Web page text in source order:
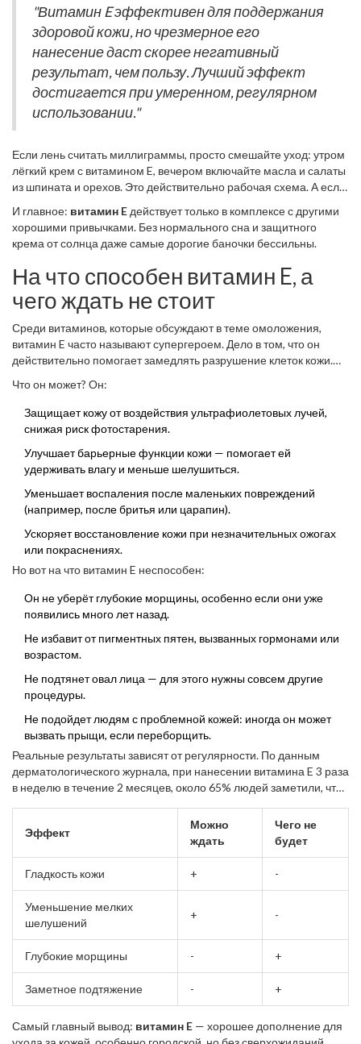
"Витамин E эффективен для поддержания
здоровой кожи, но чрезмерное его
нанесение даст скорее негативный
результат, чем пользу. Лучший эффект
достигается при умеренном, регулярном
использовании."
Если лень считать миллиграммы, просто смешайте уход: утром
лёгкий крем с витамином E, вечером включайте масла и салаты
из шпината и орехов. Это действительно рабочая схема. А если
реагирует по-своему.
И главное: витамин E действует только в комплексе с другими
хорошими привычками. Без нормального сна и защитного
крема от солнца даже самые дорогие баночки бессильны.
На что способен витамин E, а
чего ждать не стоит
Среди витаминов, которые обсуждают в теме омоложения,
витамин E часто называют супергероем. Дело в том, что он
действительно помогает замедлять разрушение клеток кожи.
научно подтверждено. Если кожа часто под солнцем или
подвергается стрессу (даже когда Родион забыл шапку — и ты
волнуешься), свободные радикалы атакуют клетки. Вот тут
Что он может? Он:
Защищает кожу от воздействия ультрафиолетовых лучей,
снижая риск фотостарения.
Улучшает барьерные функции кожи — помогает ей
удерживать влагу и меньше шелушиться.
Уменьшает воспаления после маленьких повреждений
(например, после бритья или царапин).
Ускоряет восстановление кожи при незначительных ожогах
или покраснениях.
Но вот на что витамин E неспособен:
Он не уберёт глубокие морщины, особенно если они уже
появились много лет назад.
Не избавит от пигментных пятен, вызванных гормонами или
возрастом.
Не подтянет овал лица — для этого нужны совсем другие
процедуры.
Не подойдет людям с проблемной кожей: иногда он может
вызвать прыщи, если переборщить.
Реальные результаты зависят от регулярности. По данным
дерматологического журнала, при нанесении витамина E 3 раза
в неделю в течение 2 месяцев, около 65% людей заметили, что
Эффект
Можно
ждать
Чего не
будет
Гладкость кожи + -
Уменьшение мелких
шелушений
+ -
Глубокие морщины - +
Заметное подтяжение - +
Самый главный вывод: витамин E — хорошее дополнение для